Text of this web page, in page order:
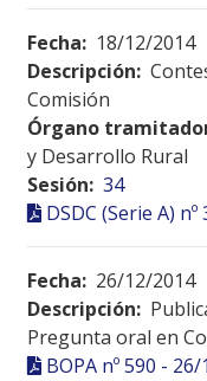
Fecha: 18/12/2014
Descripción:
Comisión
Órgano
y Desarrollo Rural
Sesión: 34
DSDC (Serie A)
Fecha: 26/12/2014
Descripción:
Pregunta oral en
BOPA nº 590 -